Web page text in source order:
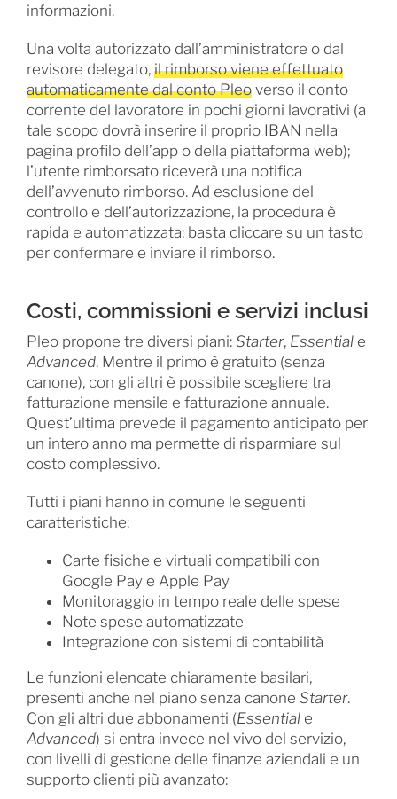
informazioni.
Una volta autorizzato dall’amministratore o dal
revisore delegato, il rimborso viene effettuato
automaticamente dal conto Pleoverso il conto
corrente del lavoratore in pochi giorni lavorativi (a
tale scopo dovrà inserire il proprio IBAN nella
pagina profilo dell’app o della piattaforma web);
l’utente rimborsato riceverà una notifica
dell’avvenuto rimborso. Ad esclusione del
controllo e dell’autorizzazione, la procedura è
rapida e automatizzata: basta cliccare su un tasto
per confermare e inviare il rimborso.
Costi, commissioni e servizi inclusi
Pleo propone tre diversi piani: Starter, Essentiale
Advanced. Mentre il primo è gratuito (senza
canone), con gli altri è possibile scegliere tra
fatturazione mensile e fatturazione annuale.
Quest’ultima prevede il pagamento anticipato per
un intero anno ma permette di risparmiare sul
costo complessivo.
Tutti i piani hanno in comune le seguenti
caratteristiche:
Carte fisiche e virtuali compatibili con
Google Pay e Apple Pay
Monitoraggio in tempo reale delle spese
Note spese automatizzate
Integrazione con sistemi di contabilità
Le funzioni elencate chiaramente basilari,
presenti anche nel piano senza canone Starter.
Con gli altri due abbonamenti (Essentiale
Advanced) si entra invece nel vivo del servizio,
con livelli di gestione delle finanze aziendali e un
supporto clienti più avanzato: